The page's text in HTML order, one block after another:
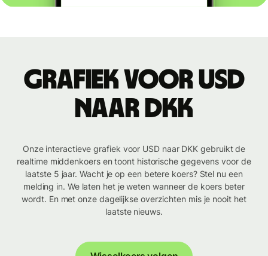
Grafiek voor USD
naar DKK
Onze interactieve grafiek voor USD naar DKK gebruikt de
realtime middenkoers en toont historische gegevens voor de
laatste 5 jaar. Wacht je op een betere koers? Stel nu een
melding in. We laten het je weten wanneer de koers beter
wordt. En met onze dagelijkse overzichten mis je nooit het
laatste nieuws.